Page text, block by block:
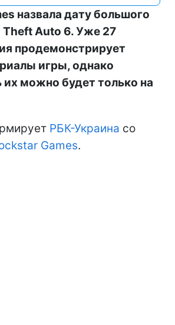
назвала дату большого
Theft Auto 6. Уже 27
продемонстрирует
игры, однако
можно будет только на
РБК-Украина со
Games.